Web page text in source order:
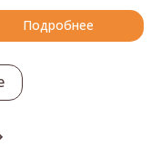
Подробнее